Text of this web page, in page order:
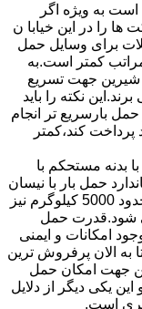
به ویژه اگر
را در این خیابا ن
برای وسایل حمل
کمتر است.به
شیرین جهت تسریع
نکته را باید
بارسریع تر انجام
پرداخت کند،کمتر
بدنه مستحکم با
حمل بار با نیسان
2800 کیلو است اما دوبرابر این مقدار یعنی حدود 5000 کیلوگرم نیز
شود.قدرت حمل
امکانات و ایمنی
به الان پرفروش ترین
جهت امکان حمل
پذیر است و این یکی دیگر از دلایل
است.